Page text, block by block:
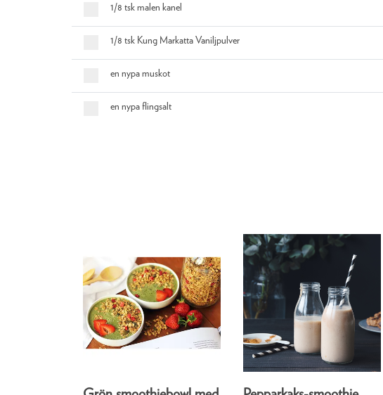
1/8 tsk malen kanel
1/8 tsk Kung Markatta Vaniljpulver
en nypa muskot
en nypa flingsalt